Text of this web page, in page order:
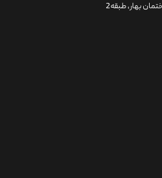
بهار، طبقه2